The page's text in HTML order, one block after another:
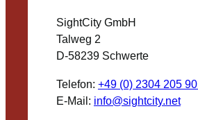
SightCity GmbH
Talweg 2
D-58239 Schwerte
Telefon: +49 (0) 2304 205
E-Mail: info@sightcity.net